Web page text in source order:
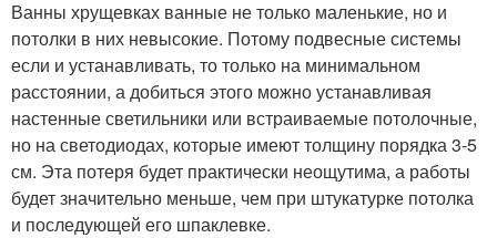
Ванны хрущевках ванные не только маленькие, но и
потолки в них невысокие. Потому подвесные системы
если и устанавливать, то только на минимальном
расстоянии, а добиться этого можно устанавливая
настенные светильники или встраиваемые потолочные,
но на светодиодах, которые имеют толщину порядка 3-5
см. Эта потеря будет практически неощутима, а работы
будет значительно меньше, чем при штукатурке потолка
и последующей его шпаклевке.